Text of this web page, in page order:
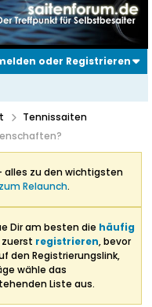
oder Registrieren
Tennissaiten
alles zu den wichtigsten
Relaunch.
Dir am besten die häufig
registrieren, bevor
den Registrierungslink,
wähle das
Liste aus.